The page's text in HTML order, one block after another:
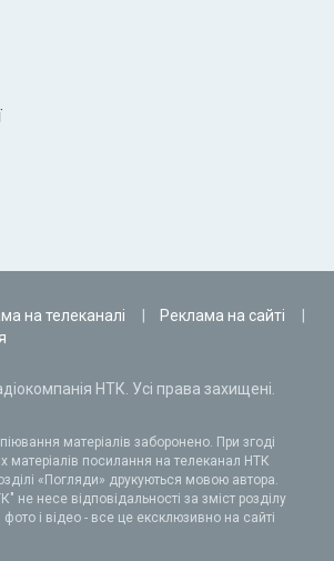
на телеканалі
Реклама на сайті
НТК. Усі права захищені.
матеріалів заборонено. При згоді
матеріалів посилання на телеканал НТК
«Погляди» друкуються мовою автора.
не несе відповідальності за зміст розділу
і відео - все це ексклюзивно на сайті